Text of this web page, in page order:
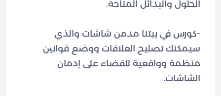
-كورس في بيتنا مدمن شاشات والذي
سيمكنك تصليح العلاقات ووضع قوانين
منظمة وواقعية للقضاء على إدمان